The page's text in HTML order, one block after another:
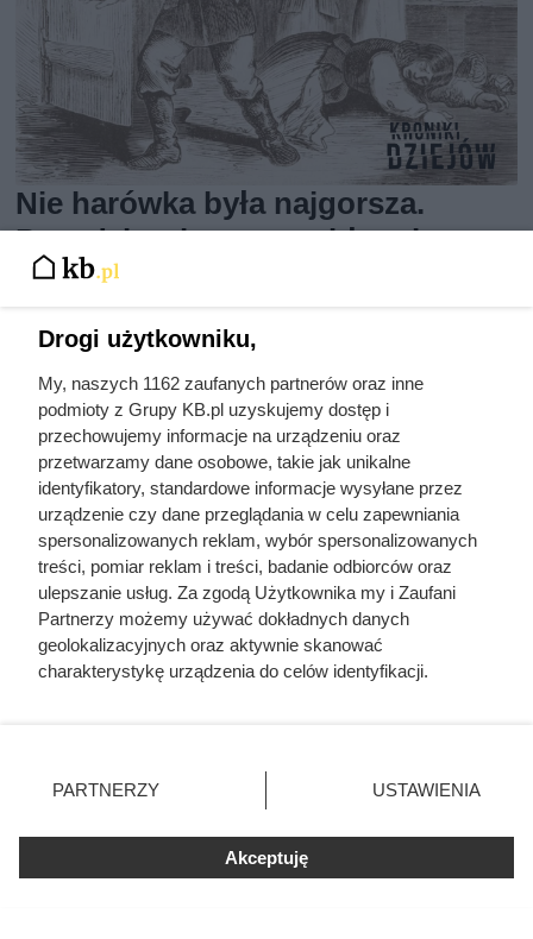
Nie harówka była najgorsza.
Prawdziwy koszmar chłopek
zaczynał się po zamknięciu drzwi
Odpowiedź zaskakuje
Drogi użytkowniku,
My, naszych 1162 zaufanych partnerów oraz inne
podmioty z Grupy KB.pl uzyskujemy dostęp i
przechowujemy informacje na urządzeniu oraz
przetwarzamy dane osobowe, takie jak unikalne
identyfikatory, standardowe informacje wysyłane przez
urządzenie czy dane przeglądania w celu zapewniania
spersonalizowanych reklam, wybór spersonalizowanych
treści, pomiar reklam i treści, badanie odbiorców oraz
ulepszanie usług. Za zgodą Użytkownika my i Zaufani
Partnerzy możemy używać dokładnych danych
geolokalizacyjnych oraz aktywnie skanować
charakterystykę urządzenia do celów identyfikacji.
zmienić/wycofać klikając przycisk ustawień prywatności
znajdujący się w lewym dolnym rogu strony. Niektóre
użytkownika, ale masz prawo sprzeciwić się takiemu
przetwarzaniu. Preferencje będą miały zastosowania tylko
PARTNERZY USTAWIENIA
Akceptuję